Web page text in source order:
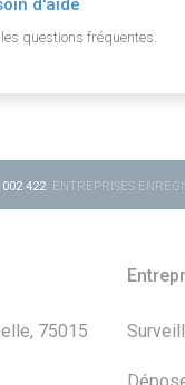
d'aide
questions fréquentes.
002 422ENTREPRISES
75015